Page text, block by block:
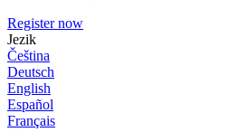
Register now
Jezik
Čeština
Deutsch
English
Español
Français